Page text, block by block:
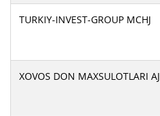
TURKIY-INVEST-GROUP MCHJ
XOVOS DON MAXSULOTLARI AJ